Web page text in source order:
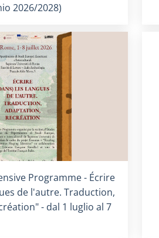
2026/2028)
Programme - Écrire
de l'autre. Traduction,
- dal 1 luglio al 7